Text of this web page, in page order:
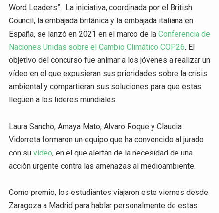
Word Leaders”. La iniciativa, coordinada por el British
Council, la embajada británica y la embajada italiana en
España, se lanzó en 2021 en el marco de la Conferencia de
Naciones Unidas sobre el Cambio Climático COP26. El
objetivo del concurso fue animar a los jóvenes a realizar un
vídeo en el que expusieran sus prioridades sobre la crisis
ambiental y compartieran sus soluciones para que estas
lleguen a los líderes mundiales.
Laura Sancho, Amaya Mato, Alvaro Roque y Claudia
Vidorreta formaron un equipo que ha convencido al jurado
con su vídeo, en el que alertan de la necesidad de una
acción urgente contra las amenazas al medioambiente.
Como premio, los estudiantes viajaron este viernes desde
Zaragoza a Madrid para hablar personalmente de estas